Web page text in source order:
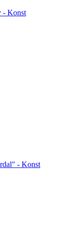
- Konst
- Konst